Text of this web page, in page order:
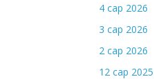
4 сар 2026
3 сар 2026
2 сар 2026
12 сар 2025